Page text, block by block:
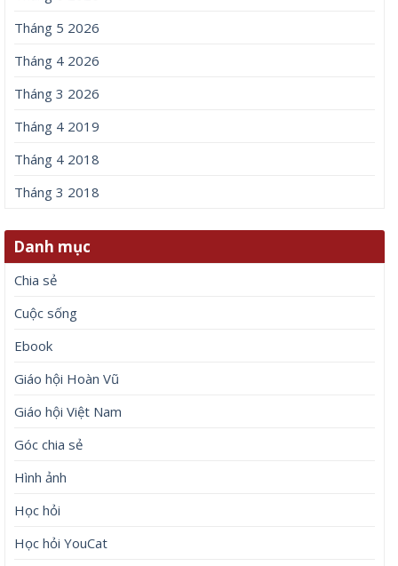
Tháng 5 2026
Tháng 4 2026
Tháng 3 2026
Tháng 4 2019
Tháng 4 2018
Tháng 3 2018
Danh mục
Chia sẻ
Cuộc sống
Ebook
Giáo hội Hoàn Vũ
Giáo hội Việt Nam
Góc chia sẻ
Hình ảnh
Học hỏi
Học hỏi YouCat